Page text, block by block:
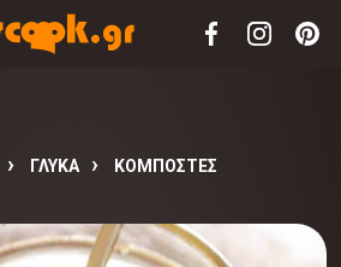
ΓΛΥΚΑ
ΚΟΜΠΟΣΤΕΣ